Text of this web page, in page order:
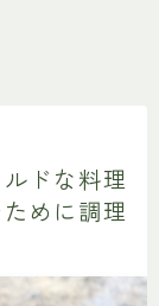
ドな料理
めに調理